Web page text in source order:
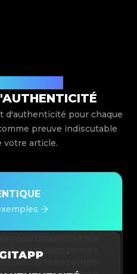
d'authenticité pour chaque
preuve indiscutable
votre article.
#3066123689299189
#3066123689299189